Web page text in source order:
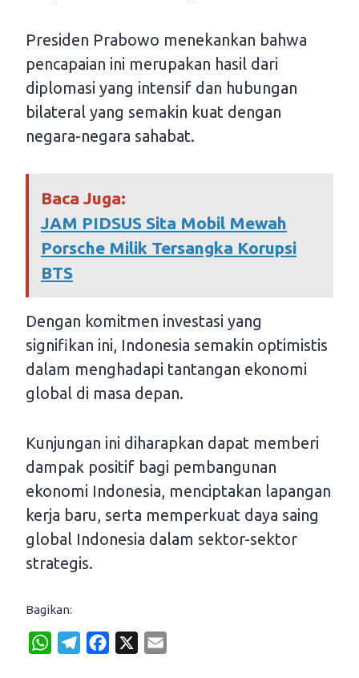
Presiden Prabowo menekankan bahwa
pencapaian ini merupakan hasil dari
diplomasi yang intensif dan hubungan
bilateral yang semakin kuat dengan
negara-negara sahabat.
Baca Juga:
JAM PIDSUS Sita Mobil Mewah
Porsche Milik Tersangka Korupsi
BTS
Dengan komitmen investasi yang
signifikan ini, Indonesia semakin optimistis
dalam menghadapi tantangan ekonomi
global di masa depan.
Kunjungan ini diharapkan dapat memberi
dampak positif bagi pembangunan
ekonomi Indonesia, menciptakan lapangan
kerja baru, serta memperkuat daya saing
global Indonesia dalam sektor-sektor
strategis.
Bagikan:
W